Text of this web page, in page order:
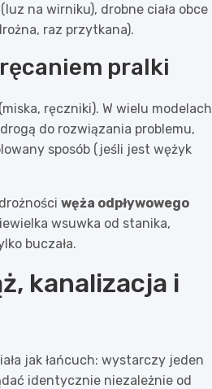
na wirniku), drobne ciała obce
raz przytkana).
pralki
ręczniki). W wielu modelach
do rozwiązania problemu,
sposób (jeśli jest wężyk
węża odpływowego
wsuwka od stanika,
buczała.
kanalizacja i
jak łańcuch: wystarczy jeden
identycznie niezależnie od